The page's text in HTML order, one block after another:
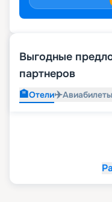
Выгодные
партнеров
🏨Отели✈️Авиабилеты